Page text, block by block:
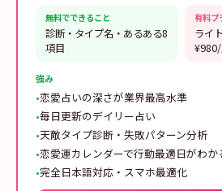
無料でできること
診断・タイプ名・あるある8
項目
有料プ
ライ
強み
•恋愛占いの深さが業界最高水準
•毎日更新のデイリー占い
•天敵タイプ診断・失敗パターン分析
•恋愛運カレンダーで行動最適日がわか
•完全日本語対応・スマホ最適化